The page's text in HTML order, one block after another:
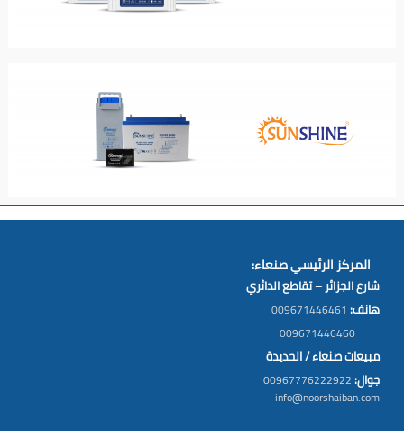
المركز الرئيسي صنعاء:
شارع الجزائر – تقاطع الدائري
هانف: 009671446461
009671446460
مبيعات صنعاء / الحديدة
جوال:00967776222922
info@noorshaiban.com